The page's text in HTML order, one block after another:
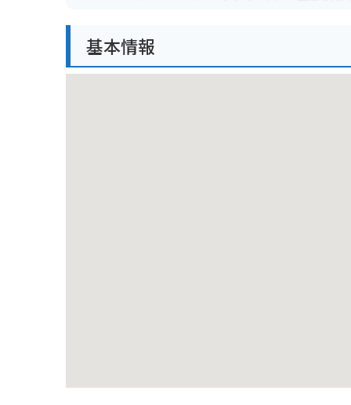
点としても最適です。佐世保市内や周辺の観光スポ
基本情報